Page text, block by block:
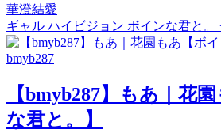
華澄結愛
ギャル ハイビジョン ボインな君と。
bmyb287
【bmyb287】もあ｜花
な君と。】